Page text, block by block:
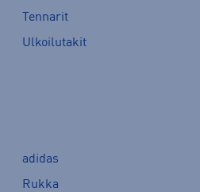
Tennarit
Ulkoilutakit
adidas
Rukka